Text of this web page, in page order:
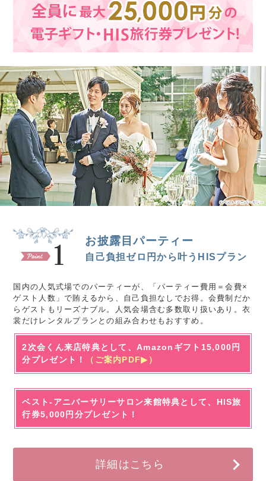
1 お披露目パーティー
自己負担ゼロ円から叶うHISプラン
国内の人気式場でのパーティーが、「パーティー費用＝会費×
ゲスト人数」で賄えるから、自己負担なしでお得。会費制だか
らゲストもリーズナブル。人気会場含む多数取り扱いあり。衣
裳だけレンタルプランとの組み合わせもおすすめ。
2次会くん来店特典として、Amazonギフト15,000円
分プレゼント！
（ご案内PDF▶）
ベスト-アニバーサリーサロン来館特典として、HIS旅
行券5,000円分プレゼント！
詳細はこちら